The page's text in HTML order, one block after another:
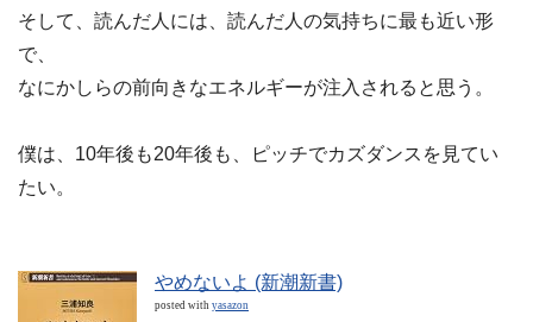
そして、読んだ人には、読んだ人の気持ちに最も近い形
で、
なにかしらの前向きなエネルギーが注入されると思う。
僕は、10年後も20年後も、ピッチでカズダンスを見てい
たい。
やめないよ (新潮新書)
posted with yasazon